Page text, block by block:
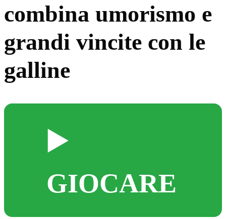
combina umorismo e
grandi vincite con le
galline
▶️
GIOCARE